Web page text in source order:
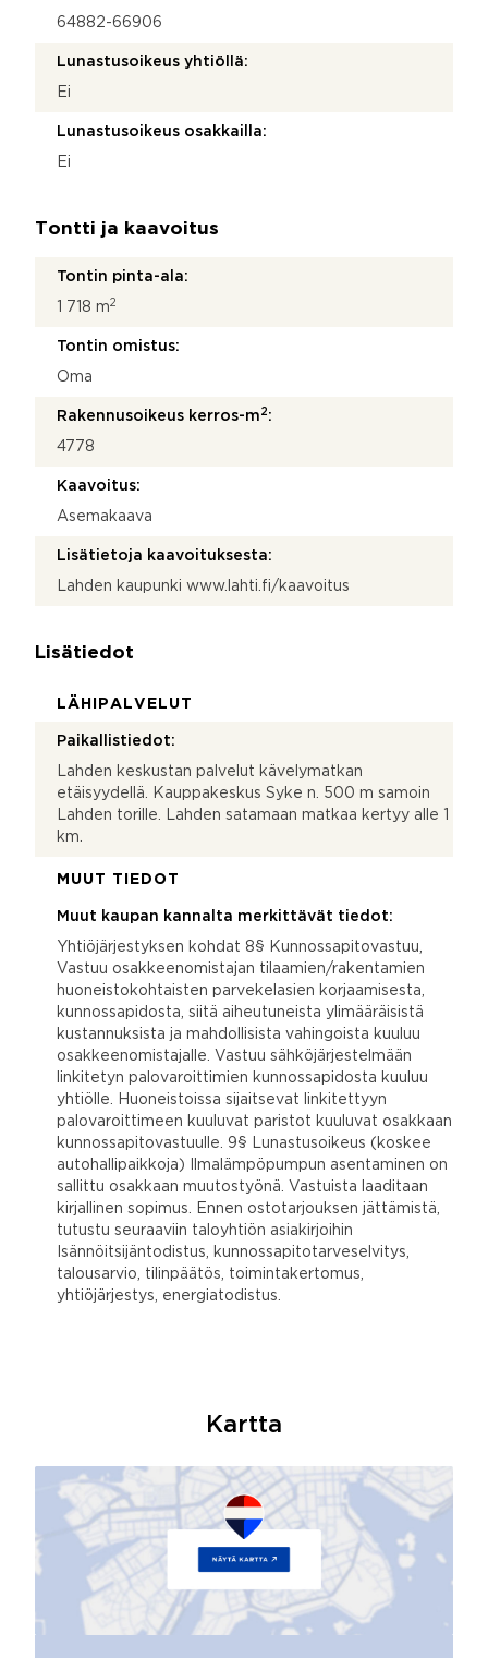
64882-66906
Lunastusoikeus yhtiöllä:
Ei
Lunastusoikeus osakkailla:
Ei
Tontti ja kaavoitus
Tontin pinta-ala:
1 718 m2
Tontin omistus:
Oma
Rakennusoikeus kerros-m 2 :
4778
Kaavoitus:
Asemakaava
Lisätietoja kaavoituksesta:
Lahden kaupunki www.lahti.fi/kaavoitus
Lisätiedot
LÄHIPALVELUT
Paikallistiedot:
Lahden keskustan palvelut kävelymatkan
etäisyydellä. Kauppakeskus Syke n. 500 m samoin
Lahden torille. Lahden satamaan matkaa kertyy alle 1
km.
MUUT TIEDOT
Muut kaupan kannalta merkittävät tiedot:
Yhtiöjärjestyksen kohdat 8§ Kunnossapitovastuu,
Vastuu osakkeenomistajan tilaamien/rakentamien
huoneistokohtaisten parvekelasien korjaamisesta,
kunnossapidosta, siitä aiheutuneista ylimääräisistä
kustannuksista ja mahdollisista vahingoista kuuluu
osakkeenomistajalle. Vastuu sähköjärjestelmään
linkitetyn palovaroittimien kunnossapidosta kuuluu
yhtiölle. Huoneistoissa sijaitsevat linkitettyyn
palovaroittimeen kuuluvat paristot kuuluvat osakkaan
kunnossapitovastuulle. 9§ Lunastusoikeus (koskee
autohallipaikkoja) Ilmalämpöpumpun asentaminen on
sallittu osakkaan muutostyönä. Vastuista laaditaan
kirjallinen sopimus. Ennen ostotarjouksen jättämistä,
tutustu seuraaviin taloyhtiön asiakirjoihin
Isännöitsijäntodistus, kunnossapitotarveselvitys,
talousarvio, tilinpäätös, toimintakertomus,
yhtiöjärjestys, energiatodistus.
Kartta